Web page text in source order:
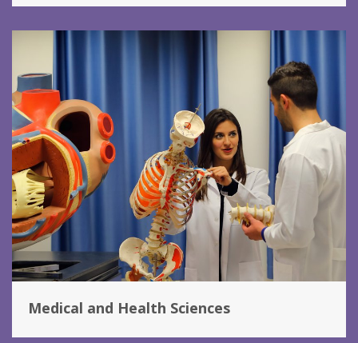
Medical and Health Sciences